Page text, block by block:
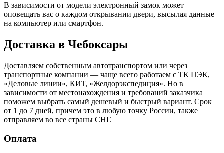
В зависимости от модели электронный замок может
оповещать вас о каждом открывании двери, высылая данные
на компьютер или смартфон.
Доставка в Чебоксары
Доставляем собственным автотранспортом или через
транспортные компании — чаще всего работаем с ТК ПЭК,
«Деловые линии», КИТ, «Желдорэкспедиция». Но в
зависимости от местонахождения и требований заказчика
поможем выбрать самый дешевый и быстрый вариант. Срок
от 1 до 7 дней, причем это в любую точку России, также
отправляем во все страны СНГ.
Оплата